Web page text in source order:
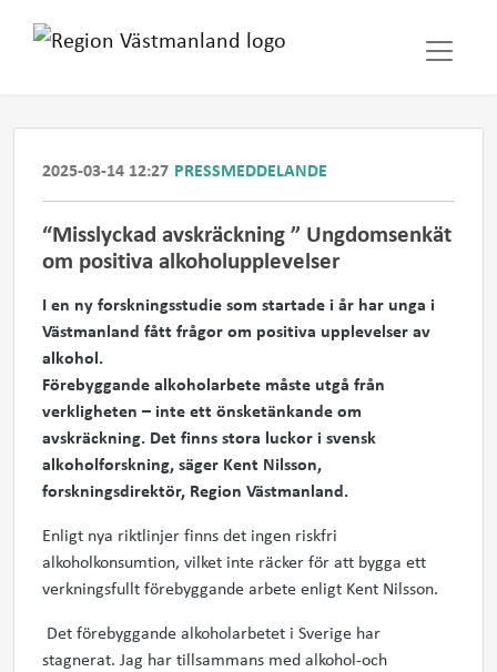
2025-03-14 12:27 PRESSMEDDELANDE
“Misslyckad avskräckning ” Ungdomsenkät
om positiva alkoholupplevelser
I en ny forskningsstudie som startade i år har unga i
Västmanland fått frågor om positiva upplevelser av
alkohol.
Förebyggande alkoholarbete måste utgå från
verkligheten – inte ett önsketänkande om
avskräckning. Det finns stora luckor i svensk
alkoholforskning, säger Kent Nilsson,
forskningsdirektör, Region Västmanland.
Enligt nya riktlinjer finns det ingen riskfri
alkoholkonsumtion, vilket inte räckerför att bygga ett
verkningsfullt förebyggande arbete enligt Kent Nilsson.
Det förebyggande alkoholarbetet i Sverige har
stagnerat. Jag hartillsammans med alkohol-och